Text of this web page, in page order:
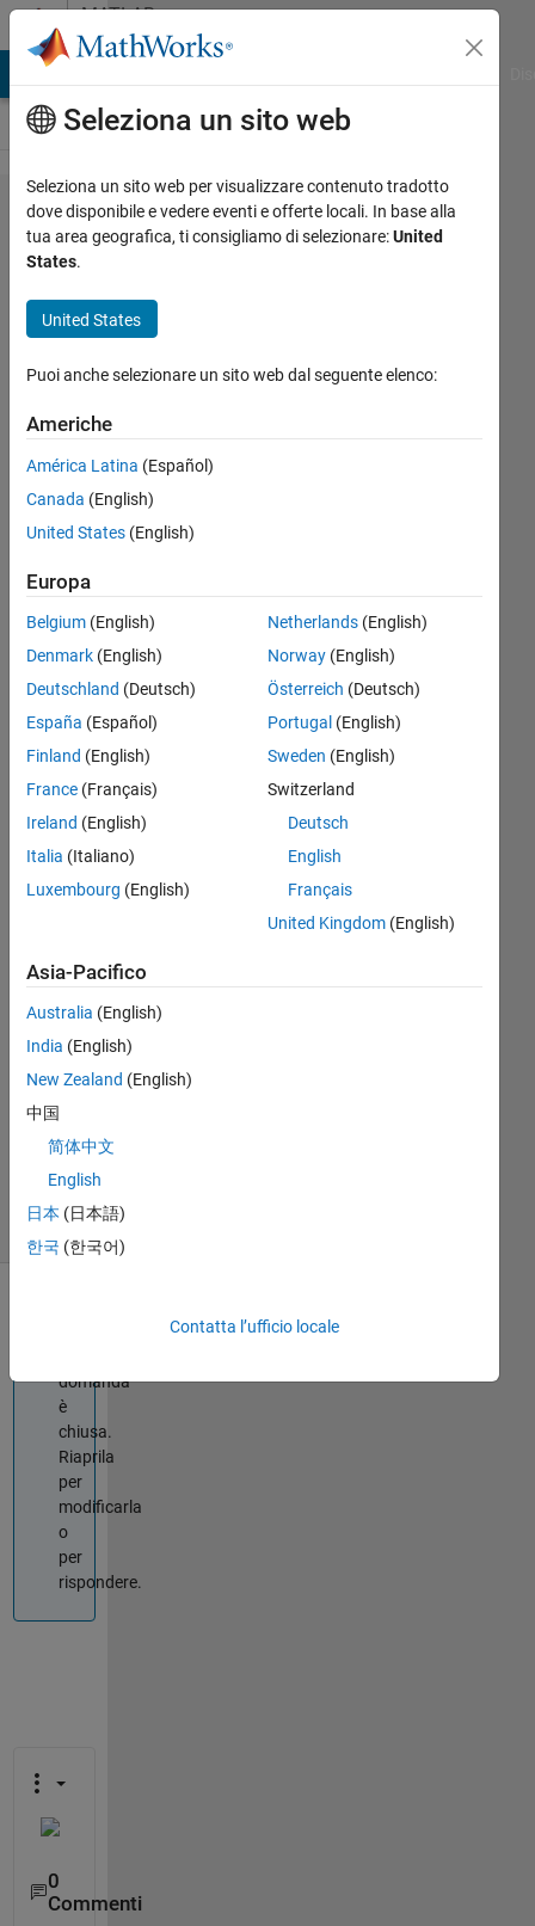
Vai al contenutoMATLAB
Answers
i have the
observation
z(n) a
values and
have B is
called back
shift
operator .
intervention
on any
observation
z(n) give
me the
previous
observation
as
following
elmenshawy
9 Gen
2017
0
Risposte
20 Ago
2021
Visualizzazioni
(30 giorni)
domanda
è
chiusa.
Riaprila
per
modificarla
o
per
rispondere.
0
Commenti
Seleziona un sito web
Seleziona un sito web per visualizzare contenuto tradotto
dove disponibile e vedere eventi e offerte locali. In base alla
tua area geografica, ti consigliamo di selezionare:United
States.
United States
Puoi anche selezionare un sito web dal seguente elenco:
Americhe
América Latina (Español)
Canada (English)
United States (English)
Europa
Belgium (English)
Denmark (English)
Deutschland (Deutsch)
España (Español)
Finland (English)
France (Français)
Ireland (English)
Italia (Italiano)
Luxembourg (English)
Netherlands(English)
Norway(English)
Österreich (Deutsch)
Portugal (English)
Sweden (English)
Switzerland
Deutsch
English
Français
United Kingdom(English)
Asia-Pacifico
Australia (English)
India (English)
New Zealand (English)
中国
简体中文
English
日本 (日本語)
한국 (한국어)
Contatta l’ufficio locale